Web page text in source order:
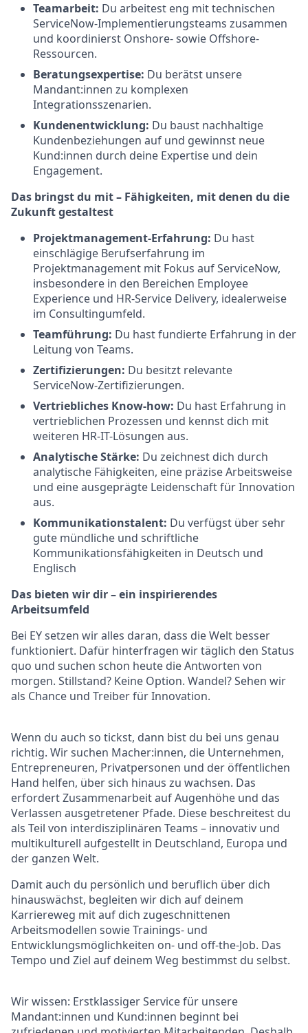
Teamarbeit: Du arbeitest eng mit technischen
ServiceNow-Implementierungsteams zusammen
und koordinierst Onshore- sowie Offshore-
Ressourcen.
Beratungsexpertise: Du berätst unsere
Mandant:innen zu komplexen
Integrationsszenarien.
Kundenentwicklung: Du baust nachhaltige
Kundenbeziehungen auf und gewinnst neue
Kund:innen durch deine Expertise und dein
Engagement.
Das bringst du mit– Fähigkeiten, mit denen du die
Zukunft gestaltest
Projektmanagement-Erfahrung: Du hast
einschlägige Berufserfahrung im
Projektmanagement mit Fokus auf ServiceNow,
insbesondere in den Bereichen Employee
Experience und HR-Service Delivery, idealerweise
im Consultingumfeld.
Teamführung: Du hast fundierte Erfahrung in der
Leitung von Teams.
Zertifizierungen: Du besitzt relevante
ServiceNow-Zertifizierungen.
Vertriebliches Know-how: Du hast Erfahrung in
vertrieblichen Prozessen und kennst dich mit
weiteren HR-IT-Lösungen aus.
Analytische Stärke: Du zeichnest dich durch
analytische Fähigkeiten, eine präzise Arbeitsweise
und eine ausgeprägte Leidenschaft für Innovation
aus.
Kommunikationstalent: Du verfügst über sehr
gute mündliche und schriftliche
Kommunikationsfähigkeiten in Deutsch und
Englisch
Das bieten wir dir–ein inspirierendes
Arbeitsumfeld
Bei EY setzen wir alles daran, dass die Welt besser
funktioniert. Dafür hinterfragen wir täglich den Status
quo und suchen schon heute die Antworten von
morgen. Stillstand? Keine Option. Wandel? Sehen wir
als Chance und Treiber für Innovation.
Wenn du auch so tickst, dann bist du bei uns genau
richtig. Wir suchen Macher:innen, die Unternehmen,
Entrepreneuren, Privatpersonen und der öffentlichen
Hand helfen, über sich hinaus zu wachsen. Das
erfordert Zusammenarbeit auf Augenhöhe und das
Verlassen ausgetretener Pfade. Diese beschreitest du
als Teil von interdisziplinären Teams – innovativ und
multikulturell aufgestellt in Deutschland, Europa und
der ganzen Welt.
Damit auch du persönlich und beruflich über dich
hinauswächst, begleiten wir dich auf deinem
Karriereweg mit auf dich zugeschnittenen
Arbeitsmodellen sowie Trainings- und
Entwicklungsmöglichkeiten on- und off-the-Job. Das
Tempo und Ziel auf deinem Weg bestimmst du selbst.
Wir wissen: Erstklassiger Service für unsere
Mandant:innen und Kund:innen beginnt bei